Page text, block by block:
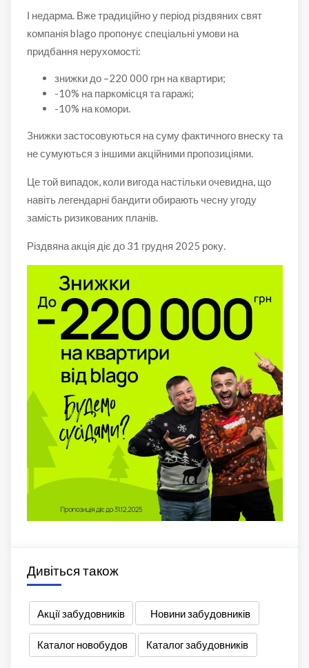
І недарма. Вже традиційно у період різдвяних свят
компанія blago пропонує спеціальні умови на
придбання нерухомості:
знижки до –220 000 грн на квартири;
-10% на паркомісця та гаражі;
-10% на комори.
Знижки застосовуються на суму фактичного внеску та
не сумуються з іншими акційними пропозиціями.
Це той випадок, коли вигода настільки очевидна, що
навіть легендарні бандити обирають чесну угоду
замість ризикованих планів.
Різдвяна акція діє до 31 грудня 2025 року.
Дивіться також
Акції забудовників Новини забудовників
Каталог новобудов Каталог забудовників